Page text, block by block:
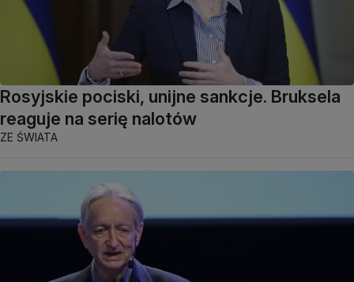
Rosyjskie pociski, unijne sankcje. Bruksela
reaguje na serię nalotów
ZE ŚWIATA